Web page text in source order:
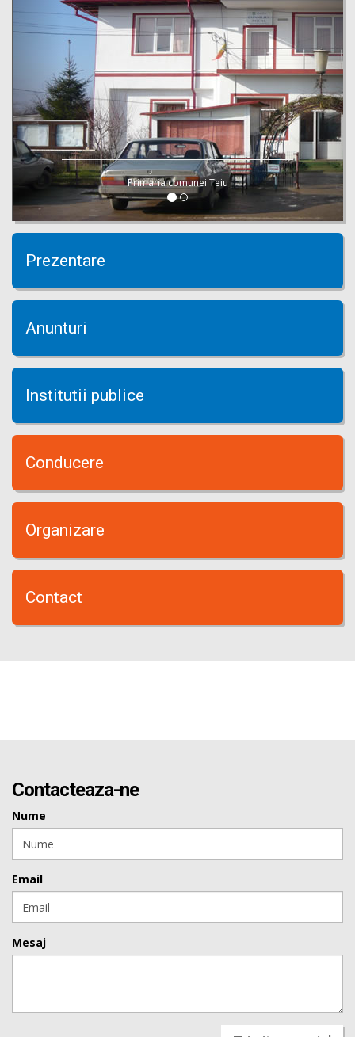
Primaria comunei Teiu
Prezentare
Anunturi
Institutii publice
Conducere
Organizare
Contact
Contacteaza-ne
Nume
Email
Mesaj